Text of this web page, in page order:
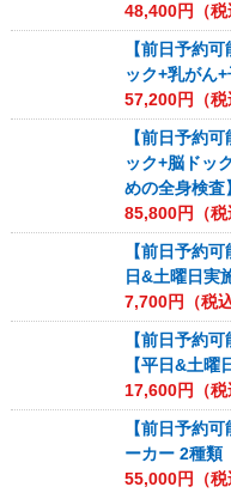
48,400円（税
【前日予約
ック+乳がん
57,200円（税
【前日予約
ック+脳ドッ
めの全身検査】
85,800円（税
【前日予約
日&土曜日実
7,700円（税込
【前日予約
【平日&土曜
17,600円（税
【前日予約
ーカー 2種類
55,000円（税